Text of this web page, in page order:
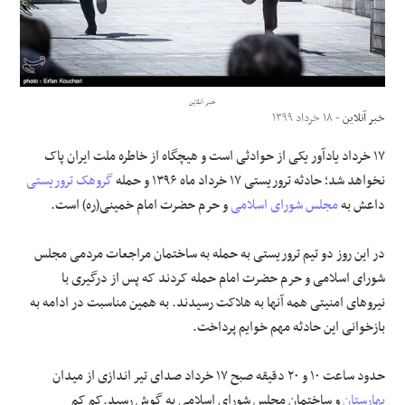
علوم و فن آوری
فرهنگی و هنری
خبر آنلاین
خبر آنلاین- ۱۸ خرداد ۱۳۹۹
۱۷ خرداد یادآور یکی از حوادثی است و هیچگاه از خاطره ملت ایران پاک
نخواهد شد؛ حادثه تروریستی ۱۷ خرداد ماه ۱۳۹۶ و حمله
گروهک تروریستی
داعش بهمجلس شورای اسلامیو حرم حضرت امام خمینی(ره) است.
در این روز دو تیم تروریستی به حمله به ساختمان مراجعات مردمی مجلس
شورای اسلامی و حرم حضرت امام حمله کردند که پس از درگیری با
نیروهای امنیتی همه آنها به هلاکت رسیدند. به همین مناسبت در ادامه به
بازخوانی این حادثه مهم خوایم پرداخت.
حدود ساعت ۱۰ و ۲۰ دقیقه صبح ۱۷ خرداد صدای تیر اندازی از میدان
بهارستانو ساختمان مجلس شورای اسلامی به گوش رسید.کم کم